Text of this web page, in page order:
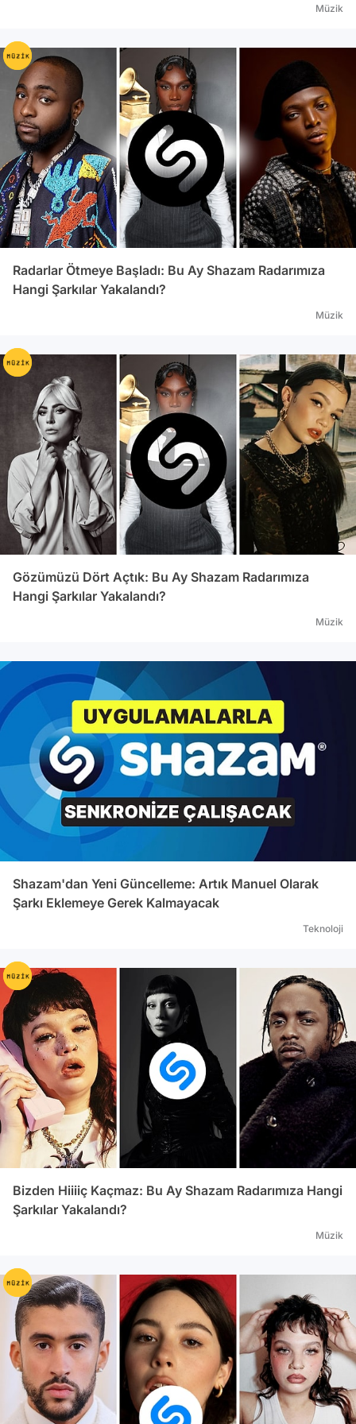
iPhone Touch 5. nesil, iPad 2 ve Retina ekran,
Müzik
Radarlar Ötmeye Başladı: Bu Ay Shazam Radarımıza
Hangi Şarkılar Yakalandı?
Müzik
Gözümüzü Dört Açtık: Bu Ay Shazam Radarımıza
Hangi Şarkılar Yakalandı?
Müzik
Shazam'dan Yeni Güncelleme: Artık Manuel Olarak
Şarkı Eklemeye Gerek Kalmayacak
Teknoloji
Bizden Hiiiiç Kaçmaz: Bu Ay Shazam Radarımıza Hangi
Şarkılar Yakalandı?
Müzik